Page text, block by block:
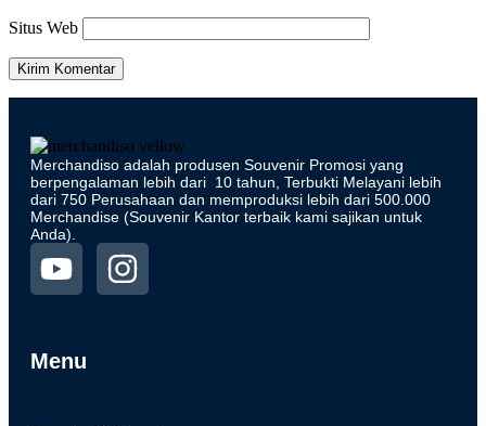
Situs Web
Merchandiso adalah produsen Souvenir Promosi yang
berpengalaman lebih dari 10 tahun, Terbukti Melayani lebih
dari 750 Perusahaan dan memproduksi lebih dari 500.000
Merchandise (Souvenir Kantor terbaik kami sajikan untuk
Anda).
Menu